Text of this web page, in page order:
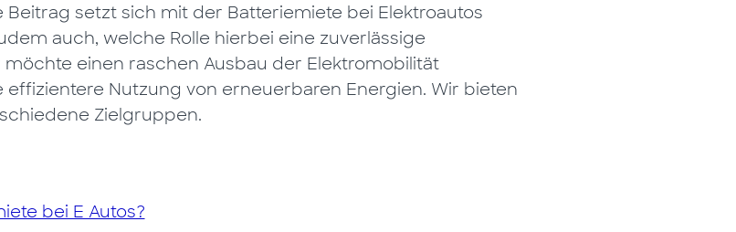
setzt sich mit der Batteriemiete bei Elektroautos
auch, welche Rolle hierbei eine zuverlässige
einen raschen Ausbau der Elektromobilität
Nutzung von erneuerbaren Energien. Wir bieten
Zielgruppen.
bei E Autos?